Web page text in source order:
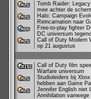
Tomb Raider:
mee achter de
Halo: Campaign
Reincarnation naar
Free-to-play fighter
DC universum
Call of Duty Modern
op 21 augustus
Call of Duty film
Warfare universum
Studioleiders bij
hebben aan Game
Jennifer English niet
Annihilation vanwege